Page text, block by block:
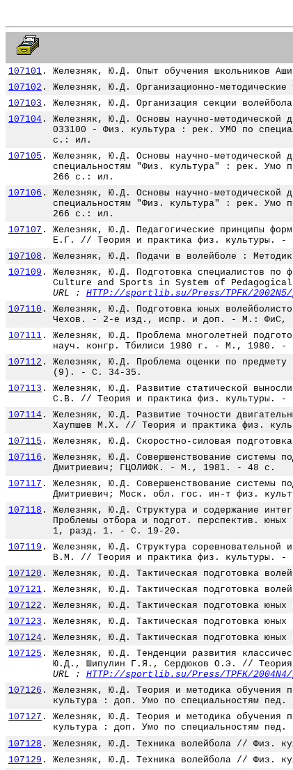
107101 . Железняк, Ю.Д. Опыт обучения
107102 . Железняк, Ю.Д. Организационно-
107103 . Железняк, Ю.Д. Организация секции
107104 .
Железняк, Ю.Д. Основы научно-методической
033100 - Физ. культура : рек. УМО по
с.: ил.
107105 .
Железняк, Ю.Д. Основы научно-методической
специальностям "Физ. культура" : рек.
266 с.: ил.
107106 .
Железняк, Ю.Д. Основы научно-методической
специальностям "Физ. культура" : рек.
266 с.: ил.
107107 .
Железняк, Ю.Д. Педагогические принципы
Е.Г. // Теория и практика физ.
107108 . Железняк, Ю.Д. Подачи в волейболе :
107109 .
Железняк, Ю.Д. Подготовка специалистов
Culture and Sports in System of
URL : HTTP://sportlib.su/Press/TPFK/2002N5/
107110 .
Железняк, Ю.Д. Подготовка юных
Чехов. - 2-е изд., испр. и доп. - М.: ФиС,
107111 .
Железняк, Ю.Д. Проблема многолетней
науч. конгр. Тбилиси 1980 г. - М., 1980. -
107112 .
Железняк, Ю.Д. Проблема оценки по
(9). - С. 34-35.
107113 .
Железняк, Ю.Д. Развитие статической
С.В. // Теория и практика физ.
107114 .
Железняк, Ю.Д. Развитие точности
Хаупшев М.Х. // Теория и практика физ.
107115 . Железняк, Ю.Д. Скоростно-силовая
107116 .
Железняк, Ю.Д. Совершенствование системы
Дмитриевич; ГЦОЛИФК. - М., 1981. - 48 с.
107117 .
Железняк, Ю.Д. Совершенствование
Дмитриевич; Моск. обл. гос. ин-т физ.
107118 .
Железняк, Ю.Д. Структура и содержание
Проблемы отбора и подгот. перспектив.
1, разд. 1. - С. 19-20.
107119 .
Железняк, Ю.Д. Структура соревновательной
В.М. // Теория и практика физ.
107120 . Железняк, Ю.Д. Тактическая подготовка
107121 . Железняк, Ю.Д. Тактическая подготовка
107122 . Железняк, Ю.Д. Тактическая подготовка
107123 . Железняк, Ю.Д. Тактическая подготовка
107124 . Железняк, Ю.Д. Тактическая подготовка
107125 .
Железняк, Ю.Д. Тенденции развития
Ю.Д., Шипулин Г.Я., Сердюков О.Э. //
URL : HTTP://sportlib.su/Press/TPFK/2004N4/
107126 .
Железняк, Ю.Д. Теория и методика обучения
культура : доп. Умо по специальностям
107127 .
Железняк, Ю.Д. Теория и методика обучения
культура : доп. Умо по специальностям
107128 . Железняк, Ю.Д. Техника волейбола //
107129 . Железняк, Ю.Д. Техника волейбола //